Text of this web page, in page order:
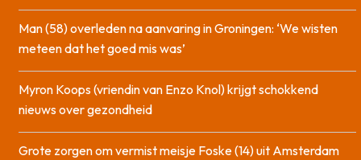
Man (58) overleden na aanvaring in Groningen: ‘We wisten
meteen dat het goed mis was’
Myron Koops (vriendin van Enzo Knol) krijgt schokkend
nieuws over gezondheid
Grote zorgen om vermist meisje Foske (14) uit Amsterdam